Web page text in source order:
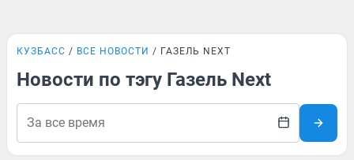
КУЗБАСС ВСЕ НОВОСТИ ГАЗЕЛЬ NEXT
Новости по тэгу Газель Next